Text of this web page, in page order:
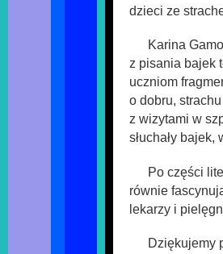
dzieci ze
Karina
z pisania bajek
uczniom
o dobru,
z wizytami w
słuchały
Po części
równie
lekarzy i
Dziękujemy